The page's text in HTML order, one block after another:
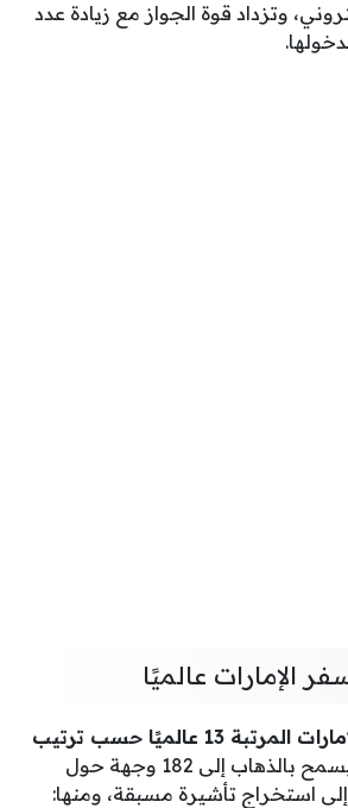
وتزداد قوة الجواز مع زيادة عدد
الإمارات عالميًا
يحتل جواز سفر الإمارات المرتبة 13 عالميًا حسب ترتيب
فإنه يسمح بالذهاب إلى 182 وجهة حول
استخراج تأشيرة مسبقة، ومنها: